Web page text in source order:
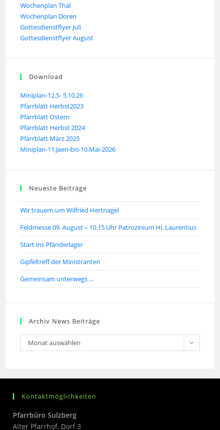
Wochenplan Thal
Wochenplan Doren
Gottesdienstflyer Juli
Gottesdienstflyer August
Download
Miniplan-12.5- 5.10.26
Pfarrblatt Herbst2023
Pfarrblatt Ostern
Pfarrblatt Herbst 2024
Pfarrblatt März 2025
Miniplan-11.Jaen-bis-10.Mai-2026
Neueste Beiträge
Wir trauern um Wilfried Hertnagel
Feldmesse 09. August – 10.15 Uhr Patrozinium Hl. Laurentius
Start ins Pfänderlager
Gipfeltreff der Ministranten
Gemeinsam unterwegs …
Archiv News Beiträge
Monat auswählen
Kontaktmöglichkeiten
Pfarrbüro Sulzberg
Alter Pfarrhof, Dorf 3